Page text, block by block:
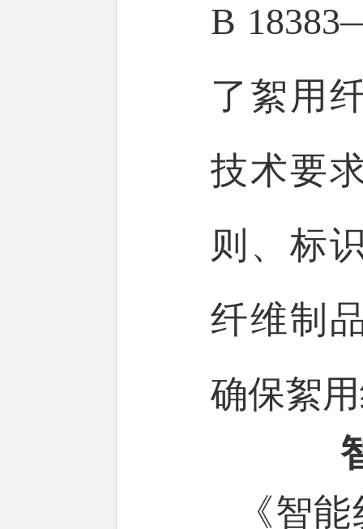
B
了絮用
技术要
则、标
纤维制
确保絮
《智